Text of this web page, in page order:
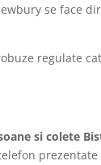
se face
regulate
si colete